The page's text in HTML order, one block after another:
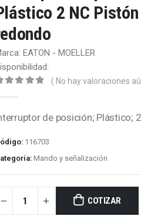
2 NC Pistón
EATON - MOELLER
( No hay valoraciones
de posición; Plástico;
116703
Mando y señalización
COTIZAR